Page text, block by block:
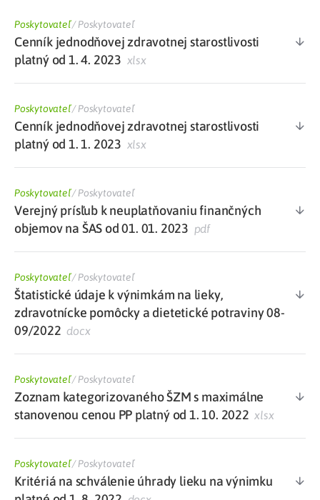
Poskytovateľ/Poskytovateľ
Cenník jednodňovej zdravotnej starostlivosti
platný od 1. 4. 2023 xlsx
Poskytovateľ/Poskytovateľ
Cenník jednodňovej zdravotnej starostlivosti
platný od 1. 1. 2023 xlsx
Poskytovateľ/Poskytovateľ
Verejný prísľub k neuplatňovaniu finančných
objemov na ŠAS od 01. 01. 2023 pdf
Poskytovateľ/Poskytovateľ
Štatistické údaje k výnimkám na lieky,
zdravotnícke pomôcky a dietetické potraviny 08-
09/2022 docx
Poskytovateľ/Poskytovateľ
Zoznam kategorizovaného ŠZM s maximálne
stanovenou cenou PP platný od 1. 10. 2022 xlsx
Poskytovateľ/Poskytovateľ
Kritériá na schválenie úhrady lieku na výnimku